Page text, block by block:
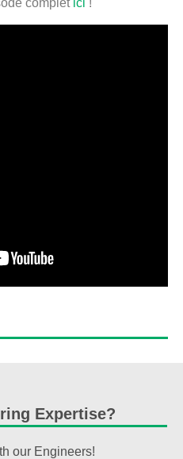
complet ici !
Expertise?
our Engineers!